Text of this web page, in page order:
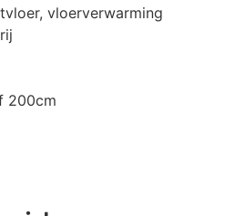
vloerverwarming
200cm